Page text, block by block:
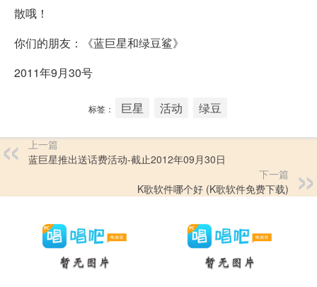
散哦！
你们的朋友：《蓝巨星和绿豆鲨》
2011年9月30号
标签： 巨星 活动 绿豆
上一篇
蓝巨星推出送话费活动-截止2012年09月30日
下一篇
K歌软件哪个好 (K歌软件免费下载)